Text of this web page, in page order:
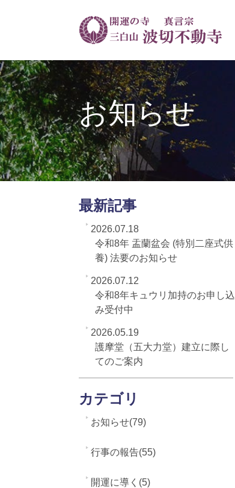
お知らせ
最新記事
2026.07.18
令和8年 盂蘭盆会 (特別二座式供
養) 法要のお知らせ
2026.07.12
令和8年キュウリ加持のお申し込
み受付中
2026.05.19
護摩堂（五大力堂）建立に際し
てのご案内
カテゴリ
お知らせ(79)
行事の報告(55)
開運に導く(5)